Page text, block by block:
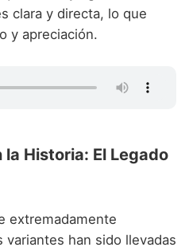
clara y directa, lo que
y apreciación.
Historia: El Legado
extremadamente
han sido llevadas